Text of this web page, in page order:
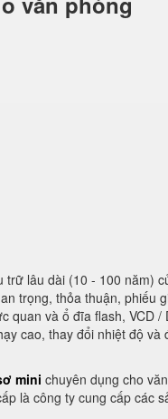
lâu dài (10 - 100 năm)
trọng, thỏa thuận, phiếu
và ổ đĩa flash, VCD /
cao, thay đổi nhiệt độ
mini chuyên dụng cho
là công ty cung cấp các